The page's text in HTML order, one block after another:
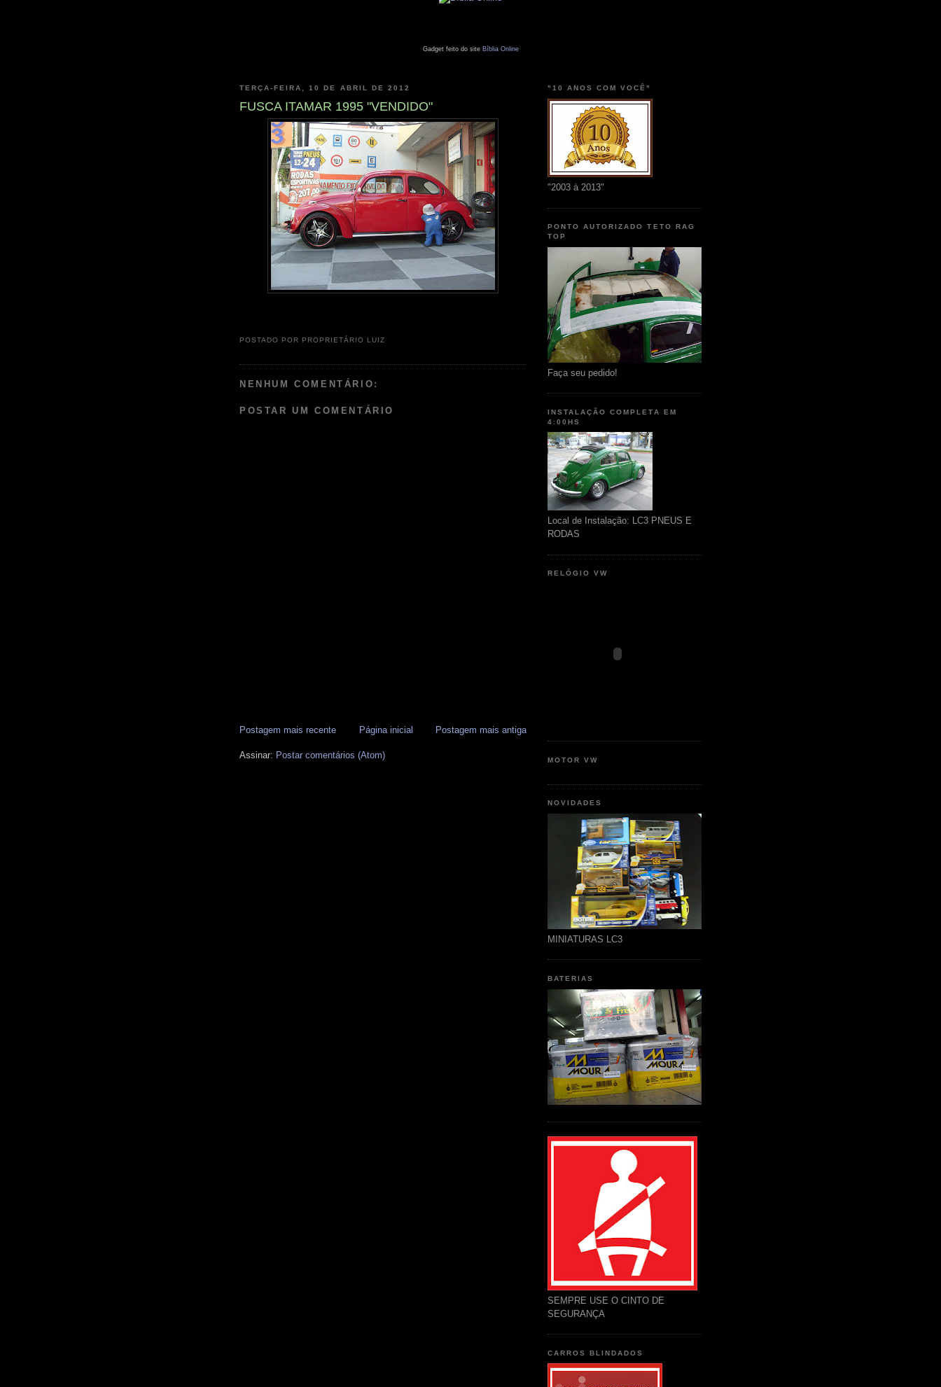
Gadget feito do site Bíblia Online
TERÇA-FEIRA, 10 DE ABRIL DE 2012
FUSCA ITAMAR 1995 "VENDIDO"
POSTADO POR PROPRIETÁRIO LUIZ
NENHUM COMENTÁRIO:
POSTAR UM COMENTÁRIO
Postagem mais recente Postagem mais antiga
Página inicial
Assinar: Postar comentários (Atom)
"10 ANOS COM VOCÊ"
"2003 à 2013"
PONTO AUTORIZADO TETO RAG
TOP
Faça seu pedido!
INSTALAÇÃO COMPLETA EM
4:00HS
Local de Instalação: LC3 PNEUS E
RODAS
RELÓGIO VW
MOTOR VW
NOVIDADES
MINIATURAS LC3
BATERIAS
SEMPRE USE O CINTO DE
SEGURANÇA
CARROS BLINDADOS